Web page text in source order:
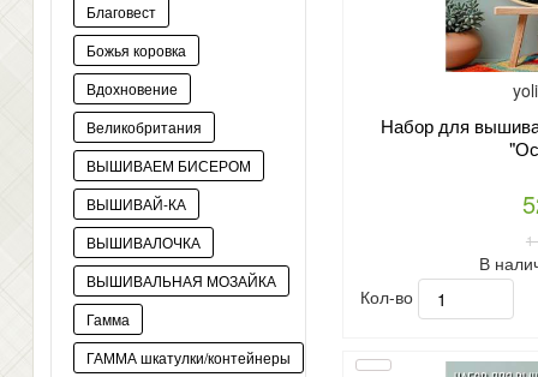
Благовест
Божья коровка
Вдохновение
Великобритания
ВЫШИВАЕМ БИСЕРОМ
ВЫШИВАЙ-КА
ВЫШИВАЛОЧКА
ВЫШИВАЛЬНАЯ МОЗАЙКА
Гамма
ГАММА шкатулки/контейнеры
Набор для
1
В
Кол-во